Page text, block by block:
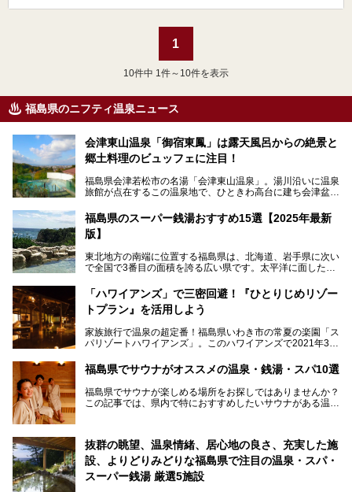
1
10件中 1件～10件を表示
福島県のニフティ温泉ニュース
会津東山温泉「御宿東鳳」は露天風呂からの絶景と
郷土料理のビュッフェに注目！
福島県会津若松市の名湯「会津東山温泉」。湯川沿いに温泉
旅館が点在するこの温泉地で、ひときわ高台に建ち会津盆地
ELS & RESORTSの「御宿東鳳」です。
大浴場は「宙の湯」「棚雲の湯」の2つ。いずれも素晴らし
の郷土料理など夕朝食の美味しさも評判。人気のこのお宿の
過ごし方を徹底紹介いたします。
───
提供元：オリックス・ホテルマネジメント株式会社【PR】
この記事は会津東山温泉 御宿東鳳のPR記事です。
福島県のスーパー銭湯おすすめ15選【2025年最新
版】
東北地方の南端に位置する福島県は、北海道、岩手県に次い
で全国で3番目の面積を誇る広い県です。太平洋に面した
る「中通り」、磐梯山や猪苗代湖、五色沼、尾瀬湿原などが
ある「会津地方」まで、変化に富んだ自然を楽しめるのが魅
力です。
も良好で、首都圏からの週末旅行先としても人気の福島県。
そんな福島県でチェックしておきたい、評判のスーパー銭湯
「ハワイアンズ」で三密回避！『ひとりじめリゾー
トプラン』を活用しよう
家族旅行で温泉の超定番！福島県いわき市の常夏の楽園「ス
パリゾートハワイアンズ」。このハワイアンズで2021年3月
く温泉編」をスタートしました。
子供と一緒に安心して温泉に行きたい、そんな方にお役立ち
のこのプランをはじめとして、ハワイアンズの「ひとりじめ
リゾートプラン」の魅力をご紹介します。
福島県でサウナがオススメの温泉・銭湯・スパ10選
福島県でサウナが楽しめる場所をお探しではありませんか？
この記事では、県内で特におすすめしたいサウナがある温泉
「最近疲れが溜まってる。リフレッシュできる場所ないか
な？」
そんな方は、ぜひサウナに足を運んでみてくださいね。
抜群の眺望、温泉情緒、居心地の良さ、充実した施
設、よりどりみどりな福島県で注目の温泉・スパ・
スーパー銭湯 厳選5施設